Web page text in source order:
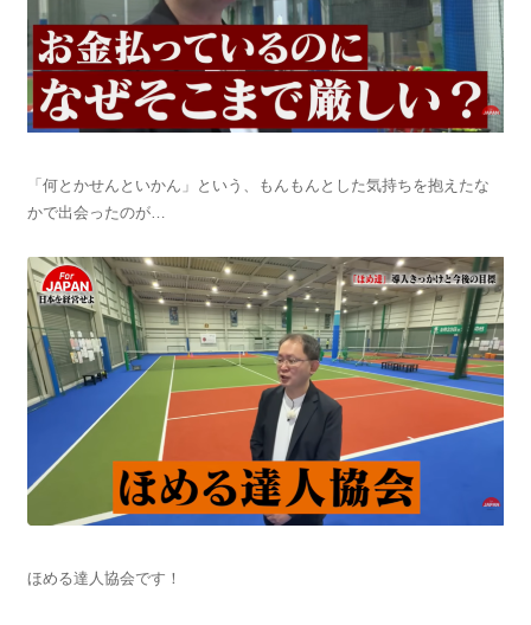
「何とかせんといかん」という、もんもんとした気持ちを抱えたな
かで出会ったのが…
ほめる達人協会です！